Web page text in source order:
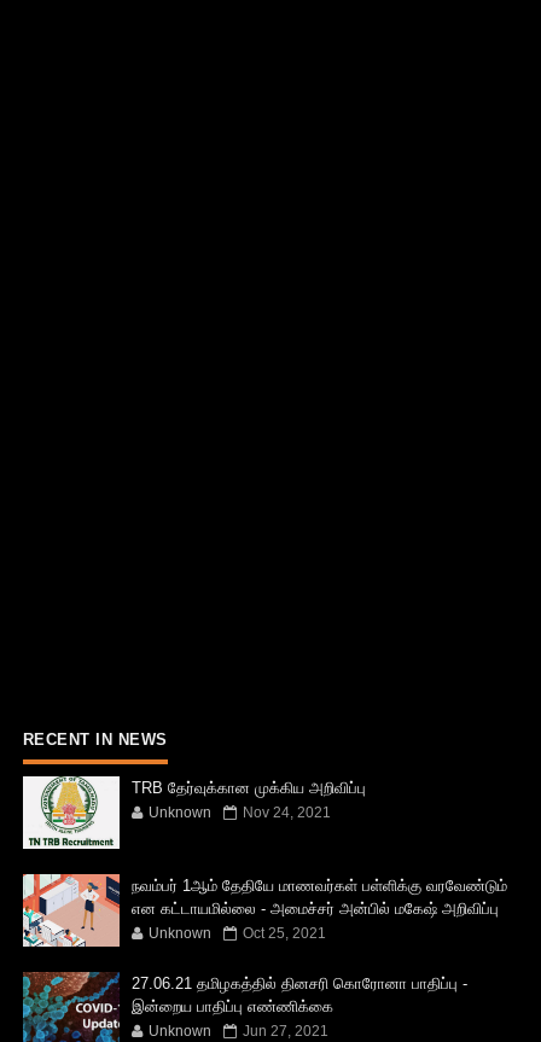
RECENT IN NEWS
TRB தேர்வுக்கான முக்கிய அறிவிப்பு
Unknown Nov 24, 2021
நவம்பர் 1ஆம் தேதியே மாணவர்கள் பள்ளிக்கு வரவேண்டும்
என கட்டாயமில்லை - அமைச்சர் அன்பில் மகேஷ் அறிவிப்பு
Unknown Oct 25, 2021
27.06.21 தமிழகத்தில் தினசரி கொரோனா பாதிப்பு -
இன்றைய பாதிப்பு எண்ணிக்கை
Unknown Jun 27, 2021